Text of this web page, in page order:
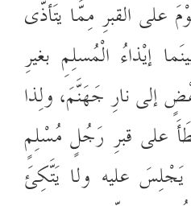
على القبرِ مِمَّا يتَأذَّى
إيْذاءُ الْمُسلِمِ بغيرِ
إلى نارِ جَهَنَّمَ، ولِذا
على قبرِ رَجُلٍ مُسْلِمٍ
عليه ولا يَتَّكِئَ